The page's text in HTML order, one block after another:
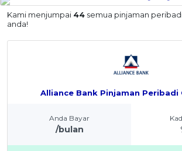
Kami menjumpai 44 semua pinjaman
anda!
Alliance Bank Pinjaman Peribadi
Anda Bayar
/bulan